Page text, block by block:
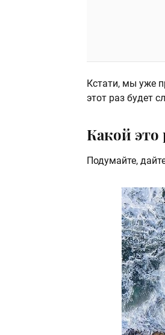
Кстати, мы уже
этот раз будет
Какой это
Подумайте,